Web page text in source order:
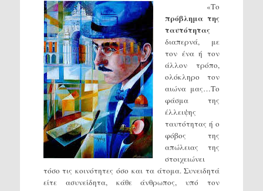
«Το
πρόβλημα της
ταυτότητας
διαπερνά, με
τον ένα ή τον
άλλον τρόπο,
ολόκληρο τον
αιώνα μας…Το
φάσμα της
έλλειψης
ταυτότητας ή ο
φόβος της
απώλειας της
στοιχειώνει
τόσο τις κοινότητες όσο και τα άτομα. Συνειδητά
είτε ασυνείδητα, κάθε άνθρωπος, υπό τον